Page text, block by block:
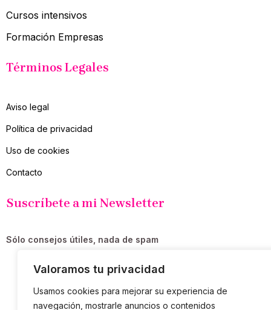
Valoramos tu privacidad
Usamos cookies para mejorar su experiencia de
navegación, mostrarle anuncios o contenidos
Cursos intensivos
Formación Empresas
Términos Legales
Aviso legal
Política de privacidad
Uso de cookies
Contacto
Suscríbete a mi Newsletter
Sólo consejos útiles, nada de spam
SUSCRIBIR